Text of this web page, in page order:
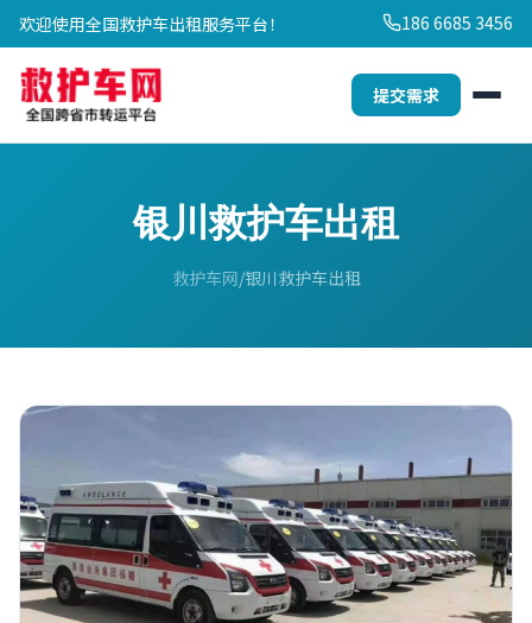
欢迎使用全国救护车出租服务平台！ 186 6685 3456
提交需求
银川救护车出租
救护车网 银川救护车出租